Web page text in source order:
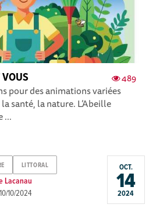
489
VOUS
pour des animations variées
santé, la nature. L’Abeille
...
LITTORAL
Lacanau
10/10/2024
OCT.
14
2024